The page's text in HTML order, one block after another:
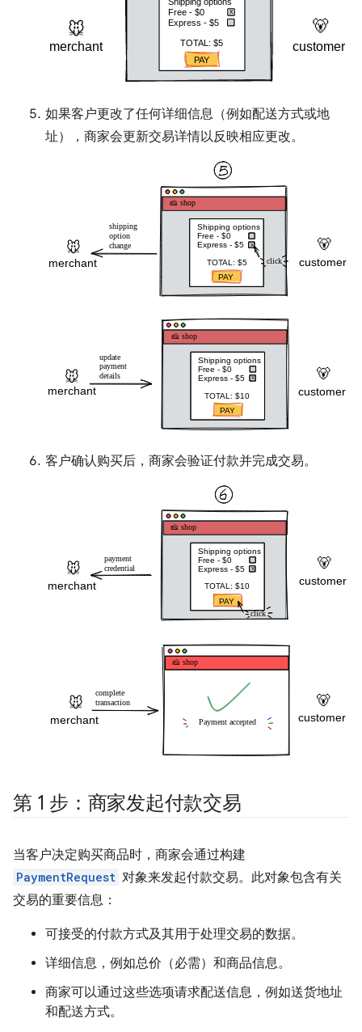
如果客户更改了任何详细信息（例如配送方式或地
址），商家会更新交易详情以反映相应更改。
客户确认购买后，商家会验证付款并完成交易。
第 1 步：商家发起付款交易
当客户决定购买商品时，商家会通过构建
PaymentRequest 对象来发起付款交易。此对象包含有关
交易的重要信息：
可接受的付款方式及其用于处理交易的数据。
详细信息，例如总价（必需）和商品信息。
商家可以通过这些选项请求配送信息，例如送货地址
和配送方式。